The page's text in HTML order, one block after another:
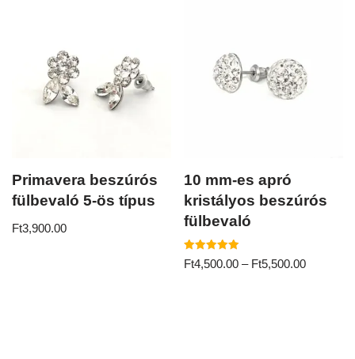
Primavera beszúrós
fülbevaló 5-ös típus
Ft3,900.00
10 mm-es apró
kristályos beszúrós
fülbevaló
Értékelés:
5.00
Ft4,500.00 – Ft5,500.00